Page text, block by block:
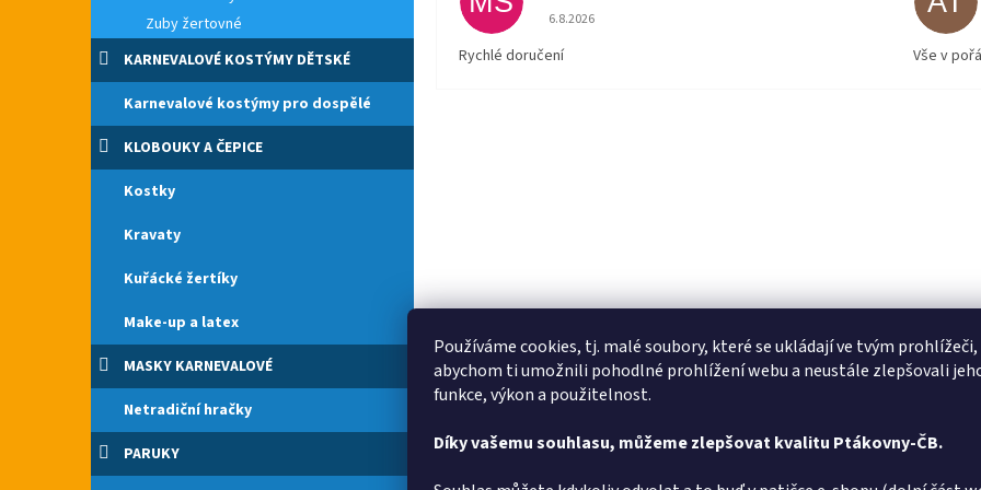
Používáme cookies, tj. malé soubory, které se ukládají ve tvým prohlížeči,
abychom ti umožnili pohodlné prohlížení webu a neustále zlepšovali
funkce, výkon a použitelnost.
Díky vašemu souhlasu, můžeme zlepšovat kvalitu Ptákovny-ČB.
Zuby žertovné
KARNEVALOVÉ KOSTÝMY DĚTSKÉ
Karnevalové kostýmy pro dospělé
KLOBOUKY A ČEPICE
Kostky
Kravaty
Kuřácké žertíky
Make-up a latex
MASKY KARNEVALOVÉ
Netradiční hračky
PARUKY
Hodnocení obchodu je 5 z 5 hvězdiček.
6.8.2026
Rychlé doručení Vše v